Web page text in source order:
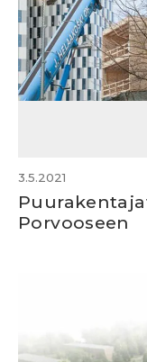
3.5.2021
Porvooseen